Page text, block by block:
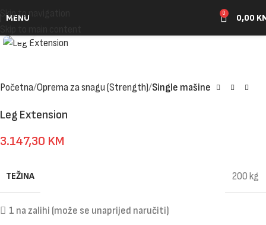
Skip to navigation
MENU 0 0,00
Početna Oprema za snagu (Strength) Single mašine
Leg Extension
3.147,30 KM
TEŽINA 200 kg
1 na zalihi (može se unaprijed naručiti)